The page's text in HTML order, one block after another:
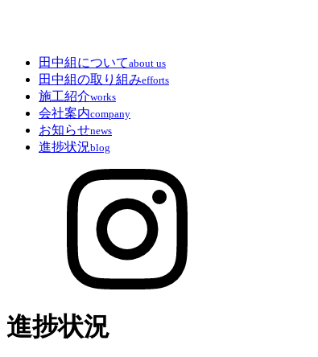
田中組についてabout us
田中組の取り組みefforts
施工紹介works
会社案内company
お知らせnews
進捗状況blog
進捗状況